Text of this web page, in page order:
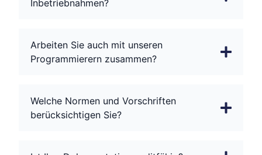
Inbetriebnahmen?
Arbeiten Sie auch mit unseren
Programmierern zusammen?
Welche Normen und Vorschriften
berücksichtigen Sie?